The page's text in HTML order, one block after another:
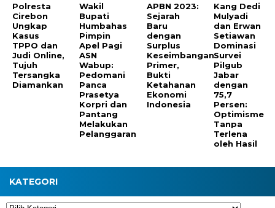
Polresta
Cirebon
Ungkap
Kasus
TPPO dan
Judi Online,
Tujuh
Tersangka
Diamankan
Wakil
Bupati
Humbahas
Pimpin
Apel Pagi
ASN
Wabup:
Pedomani
Panca
Prasetya
Korpri dan
Pantang
Melakukan
Pelanggaran
APBN 2023:
Sejarah
Baru
dengan
Surplus
Keseimbangan
Primer,
Bukti
Ketahanan
Ekonomi
Indonesia
Kang Dedi
Mulyadi
dan Erwan
Setiawan
Dominasi
Survei
Pilgub
Jabar
dengan
75,7
Persen:
Optimisme
Tanpa
Terlena
oleh Hasil
KATEGORI